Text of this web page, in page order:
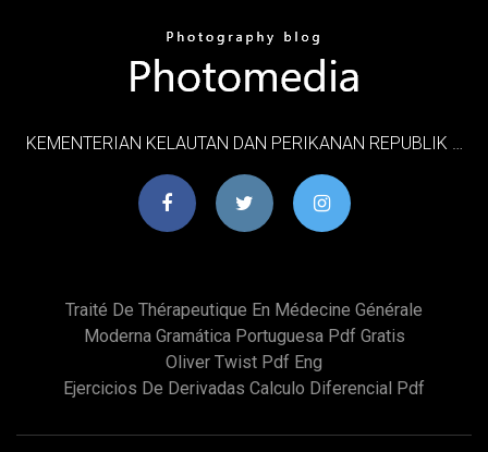
KEMENTERIAN KELAUTAN DAN PERIKANAN REPUBLIK …
Traité De Thérapeutique En Médecine Générale
Moderna Gramática Portuguesa Pdf Gratis
Oliver Twist Pdf Eng
Ejercicios De Derivadas Calculo Diferencial Pdf